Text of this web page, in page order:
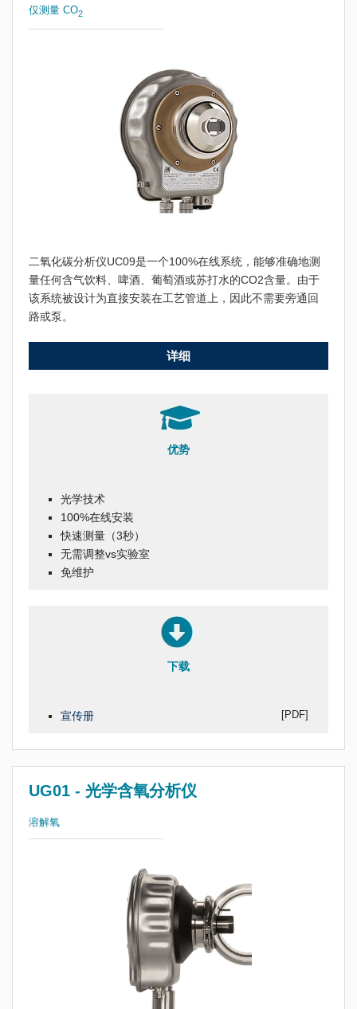
仅测量 CO2
二氧化碳分析仪UC09是一个100%在线系统，能够准确地测
量任何含气饮料、啤酒、葡萄酒或苏打水的CO2含量。由于
该系统被设计为直接安装在工艺管道上，因此不需要旁通回
路或泵。
详细
优势
光学技术
100%在线安装
快速测量（3秒）
无需调整vs实验室
免维护
下载
宣传册 [PDF]
UG01 - 光学含氧分析仪
溶解氧